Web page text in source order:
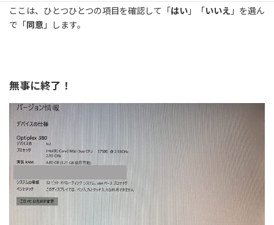
ここは、ひとつひとつの項目を確認して「はい 」「いいえ 」を選ん
で「同意 」します。
無事に終了！